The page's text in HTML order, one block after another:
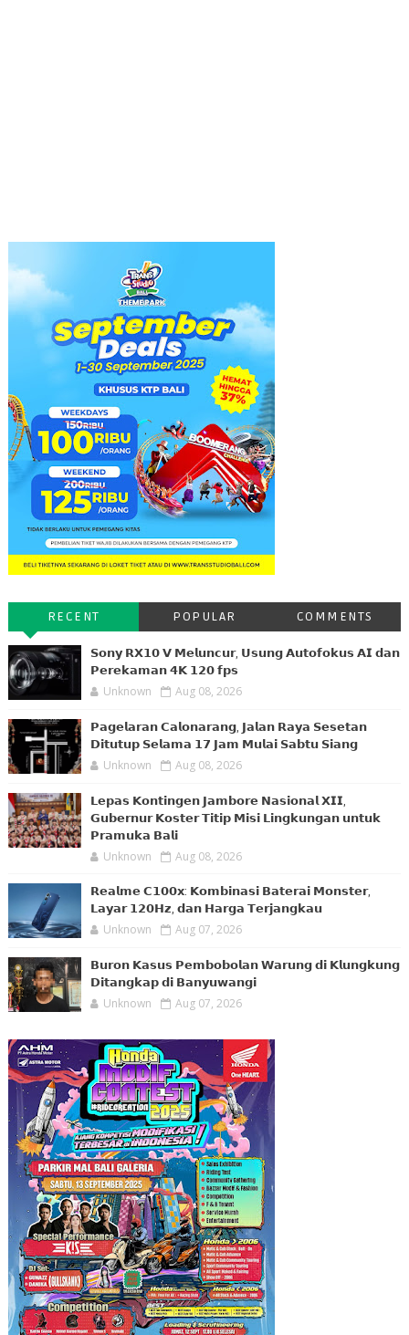
RECENT POPULAR COMMENTS
𝗦𝗼𝗻𝘆 𝗥𝗫𝟭𝟬 𝗩 𝗠𝗲𝗹𝘂𝗻𝗰𝘂𝗿, 𝗨𝘀𝘂𝗻𝗴 𝗔𝘂𝘁𝗼𝗳𝗼𝗸𝘂𝘀 𝗔𝗜 𝗱𝗮𝗻
𝗣𝗲𝗿𝗲𝗸𝗮𝗺𝗮𝗻 𝟰𝗞 𝟭𝟮𝟬 𝗳𝗽𝘀
Unknown Aug 08, 2026
𝗣𝗮𝗴𝗲𝗹𝗮𝗿𝗮𝗻 𝗖𝗮𝗹𝗼𝗻𝗮𝗿𝗮𝗻𝗴, 𝗝𝗮𝗹𝗮𝗻 𝗥𝗮𝘆𝗮 𝗦𝗲𝘀𝗲𝘁𝗮𝗻
𝗗𝗶𝘁𝘂𝘁𝘂𝗽 𝗦𝗲𝗹𝗮𝗺𝗮 𝟭𝟳 𝗝𝗮𝗺 𝗠𝘂𝗹𝗮𝗶 𝗦𝗮𝗯𝘁𝘂 𝗦𝗶𝗮𝗻𝗴
Unknown Aug 08, 2026
𝗟𝗲𝗽𝗮𝘀 𝗞𝗼𝗻𝘁𝗶𝗻𝗴𝗲𝗻 𝗝𝗮𝗺𝗯𝗼𝗿𝗲 𝗡𝗮𝘀𝗶𝗼𝗻𝗮𝗹 𝗫𝗜𝗜,
𝗚𝘂𝗯𝗲𝗿𝗻𝘂𝗿 𝗞𝗼𝘀𝘁𝗲𝗿 𝗧𝗶𝘁𝗶𝗽 𝗠𝗶𝘀𝗶 𝗟𝗶𝗻𝗴𝗸𝘂𝗻𝗴𝗮𝗻 𝘂𝗻𝘁𝘂𝗸
𝗣𝗿𝗮𝗺𝘂𝗸𝗮 𝗕𝗮𝗹𝗶
Unknown Aug 08, 2026
𝗥𝗲𝗮𝗹𝗺𝗲 𝗖𝟭𝟬𝟬𝘅: 𝗞𝗼𝗺𝗯𝗶𝗻𝗮𝘀𝗶 𝗕𝗮𝘁𝗲𝗿𝗮𝗶 𝗠𝗼𝗻𝘀𝘁𝗲𝗿,
𝗟𝗮𝘆𝗮𝗿 𝟭𝟮𝟬𝗛𝘇, 𝗱𝗮𝗻 𝗛𝗮𝗿𝗴𝗮 𝗧𝗲𝗿𝗷𝗮𝗻𝗴𝗸𝗮𝘂
Unknown Aug 07, 2026
𝗕𝘂𝗿𝗼𝗻 𝗞𝗮𝘀𝘂𝘀 𝗣𝗲𝗺𝗯𝗼𝗯𝗼𝗹𝗮𝗻 𝗪𝗮𝗿𝘂𝗻𝗴 𝗱𝗶 𝗞𝗹𝘂𝗻𝗴𝗸𝘂𝗻𝗴
𝗗𝗶𝘁𝗮𝗻𝗴𝗸𝗮𝗽 𝗱𝗶 𝗕𝗮𝗻𝘆𝘂𝘄𝗮𝗻𝗴𝗶
Unknown Aug 07, 2026